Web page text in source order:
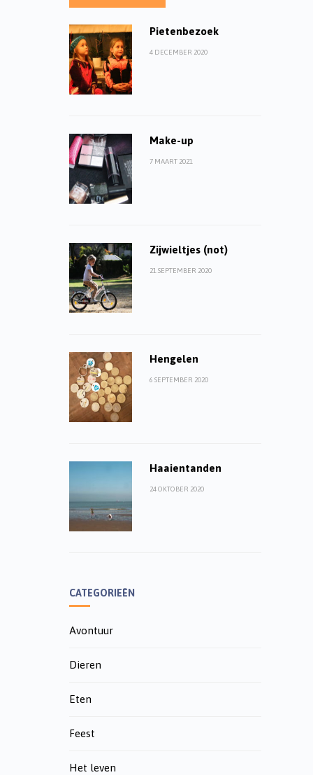
Pietenbezoek
4 DECEMBER 2020
Make-up
7 MAART 2021
Zijwieltjes (not)
21 SEPTEMBER 2020
Hengelen
6 SEPTEMBER 2020
Haaientanden
24 OKTOBER 2020
CATEGORIEËN
Avontuur
Dieren
Eten
Feest
Het leven